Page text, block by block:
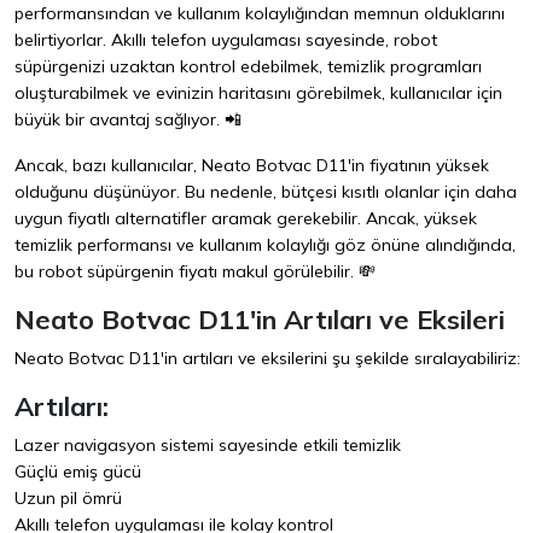
performansından ve kullanım kolaylığından memnun olduklarını
belirtiyorlar. Akıllı telefon uygulaması sayesinde, robot
süpürgenizi uzaktan kontrol edebilmek, temizlik programları
oluşturabilmek ve evinizin haritasını görebilmek, kullanıcılar için
büyük bir avantaj sağlıyor. 📲
Ancak, bazı kullanıcılar, Neato Botvac D11'in fiyatının yüksek
olduğunu düşünüyor. Bu nedenle, bütçesi kısıtlı olanlar için daha
uygun fiyatlı alternatifler aramak gerekebilir. Ancak, yüksek
temizlik performansı ve kullanım kolaylığı göz önüne alındığında,
bu robot süpürgenin fiyatı makul görülebilir. 💸
Neato Botvac D11'in Artıları ve Eksileri
Neato Botvac D11'in artıları ve eksilerini şu şekilde sıralayabiliriz:
Artıları:
Lazer navigasyon sistemi sayesinde etkili temizlik
Güçlü emiş gücü
Uzun pil ömrü
Akıllı telefon uygulaması ile kolay kontrol